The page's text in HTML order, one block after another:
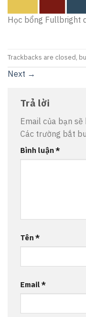
Học bổng Fullbright
Trackbacks are closed,
Next →
Trả lời
Email của bạn
Các trường bắt
Bình luận *
Tên *
Email*